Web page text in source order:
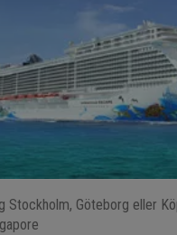
Stockholm, Göteborg eller